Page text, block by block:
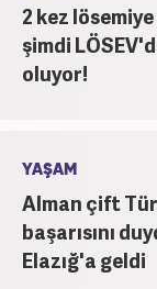
2 kez
şimdi
oluyor!
YAŞAM
Alman çift
başarısını
Elazığ'a geldi